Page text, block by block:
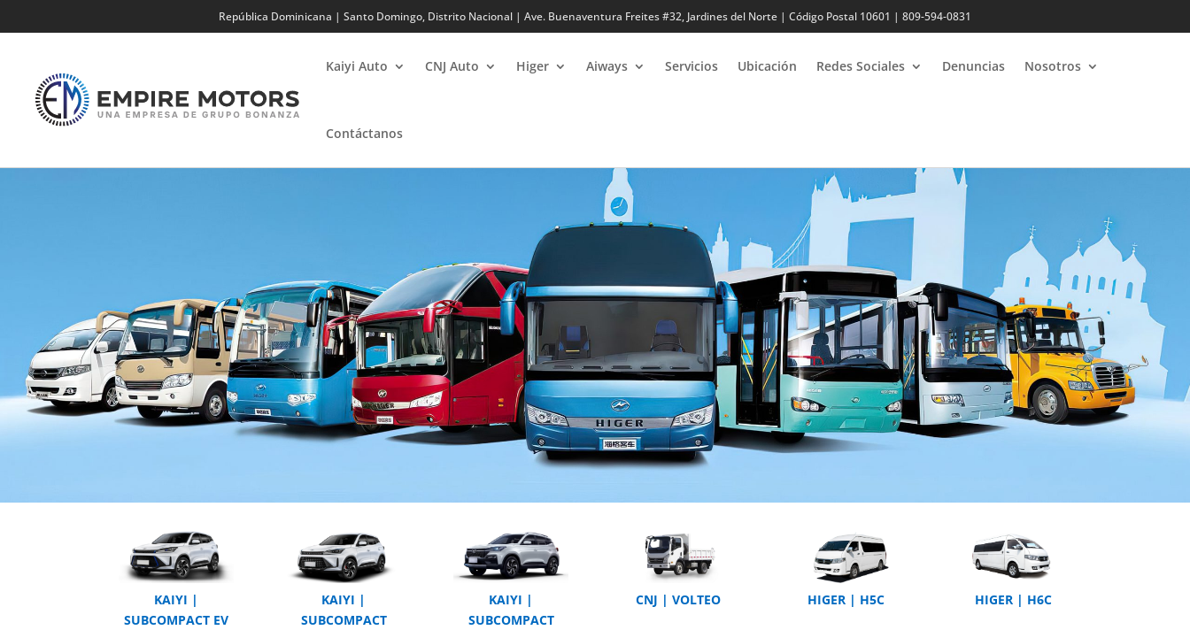
República Dominicana | Santo Domingo, Distrito Nacional | Ave. Buenaventura Freites #32, Jardines del Norte | Código Postal 10601 | 809-594-0831
Kaiyi Auto CNJ Auto Higer Aiways Servicios Ubicación Redes Sociales Denuncias Nosotros
Contáctanos
KAIYI |
SUBCOMPACT EV
KAIYI |
SUBCOMPACT
KAIYI |
SUBCOMPACT
CNJ | VOLTEO HIGER | H5C HIGER | H6C